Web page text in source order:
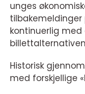
unges
kontinuerlig
Historisk
med forskjellige